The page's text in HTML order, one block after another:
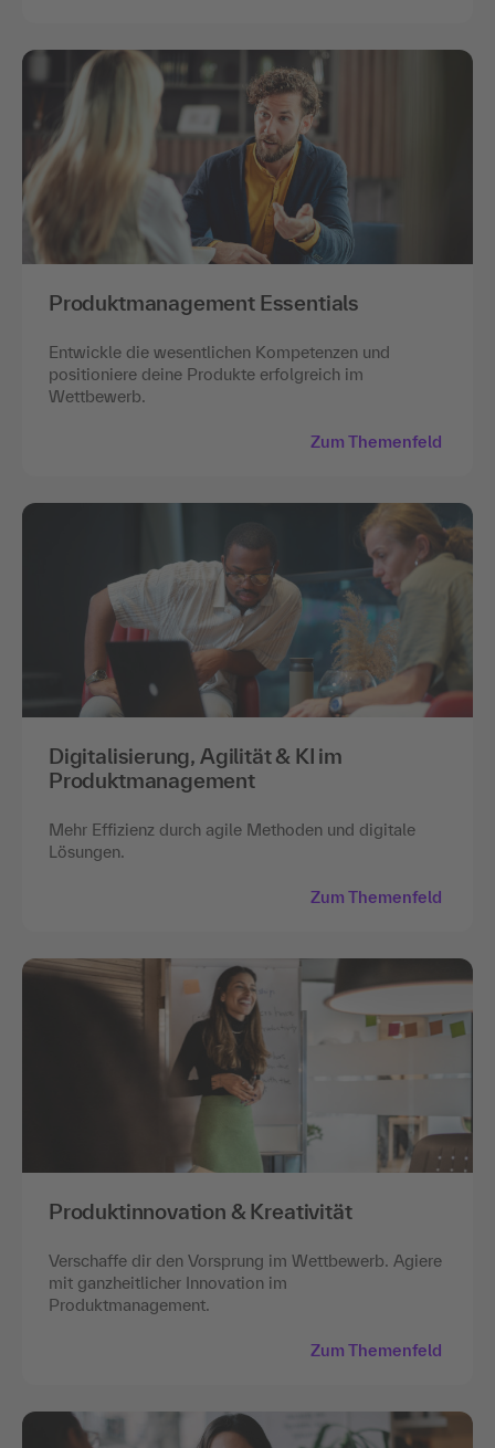
Produktmanagement Essentials
Entwickle die wesentlichen Kompetenzen und
positioniere deine Produkte erfolgreich im
Wettbewerb.
Zum Themenfeld
Digitalisierung, Agilität & KI im
Produktmanagement
Mehr Effizienz durch agile Methoden und digitale
Lösungen.
Zum Themenfeld
Produktinnovation & Kreativität
Verschaffe dir den Vorsprung im Wettbewerb. Agiere
mit ganzheitlicher Innovation im
Produktmanagement.
Zum Themenfeld